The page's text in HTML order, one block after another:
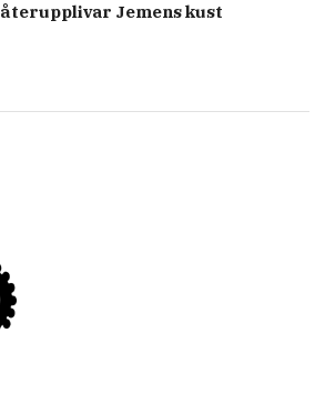
återupplivar Jemens kust